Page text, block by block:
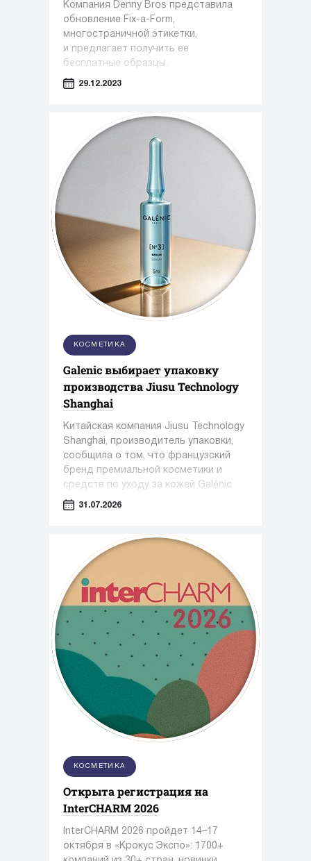
Компания Denny Bros представила
обновление Fix-a-Form,
многостраничной этикетки,
и предлагает получить ее
бесплатные образцы.
29.12.2023
КОСМЕТИКА
Galenic выбирает упаковку
производства Jiusu Technology
Shanghai
Китайская компания Jiusu Technology
Shanghai, производитель упаковки,
сообщила о том, что французский
бренд премиальной косметики и
средств по уходу за кожей Galénic
выбрал высокоточную упаковку для
31.07.2026
КОСМЕТИКА
Открыта регистрация на
InterCHARM 2026
InterCHARM 2026 пройдет 14–17
октября в «Крокус Экспо»: 1700+